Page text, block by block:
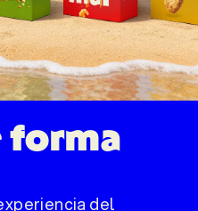
forma
del